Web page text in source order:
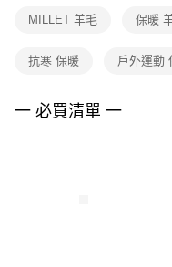
權轉讓予恩沛科技股份有限公
３．未成年的使用者請事先徵
４．使用「AFTEE先享後付」
MILLET 羊毛 保暖
抗寒 保暖 戶外運動
一 必買清單 一